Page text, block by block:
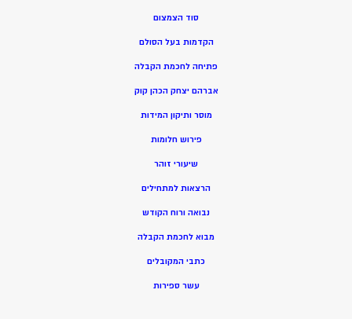
סוד הצמצום
הקדמות בעל הסולם
פתיחה לחכמת הקבלה
אברהם יצחק הכהן קוק
מוסר ותיקון המידות
פירוש חלומות
שיעורי זוהר
הרצאות למתחילים
נבואה ורוח הקודש
מבוא לחכמת הקבלה
כתבי המקובלים
עשר ספירות